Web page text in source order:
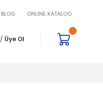
BLOG ONLINE KATALOG
/ Üye Ol